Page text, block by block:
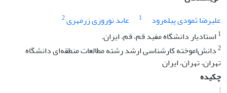
علیرضا ثمودی پیله‌رود
1 عابد نوروزی زرمهری2
1 استادیار دانشگاه مفید قم، قم، ایران.
2دانش‌اموخته کارشناسی ارشد رشته مطالعات منطقه‌ای دانشگاه
تهران، تهران، ایران
چکیده